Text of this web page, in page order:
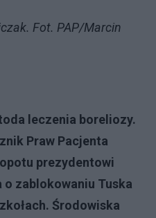
Fot. PAP/Marcin
leczenia boreliozy.
Praw Pacjenta
prezydentowi
o zablokowaniu Tuska
Środowiska